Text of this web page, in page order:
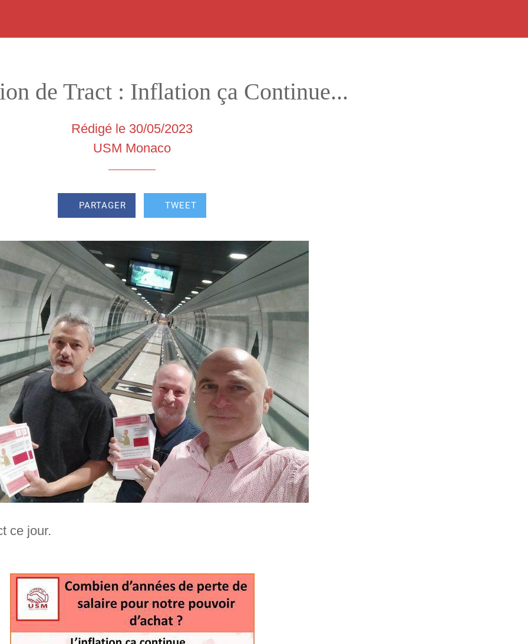
de Tract : Inflation ça Continue...
Rédigé le 30/05/2023
USM Monaco
PARTAGER TWEET
ce jour.